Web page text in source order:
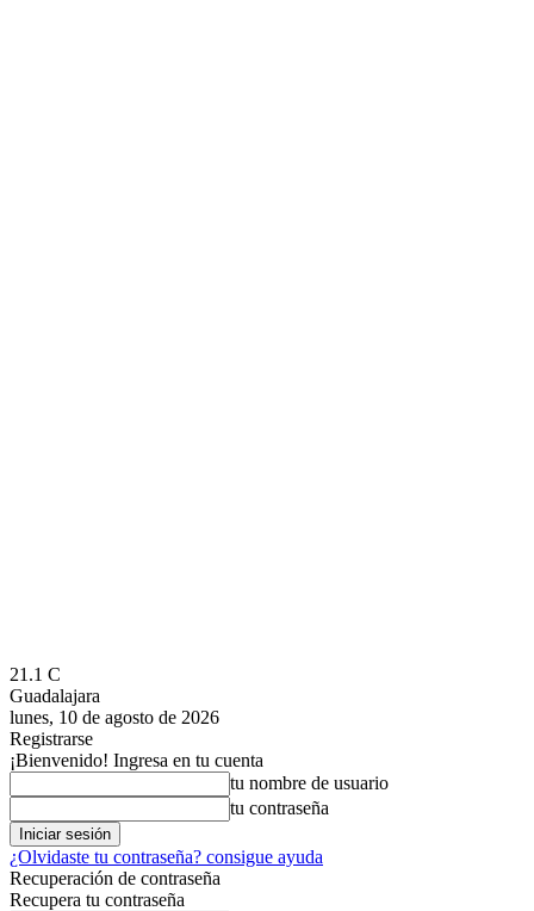
21.1 C
Guadalajara
lunes, 10 de agosto de 2026
Registrarse
¡Bienvenido! Ingresa en tu cuenta
tu nombre de usuario
tu contraseña
¿Olvidaste tu contraseña? consigue ayuda
Recuperación de contraseña
Recupera tu contraseña